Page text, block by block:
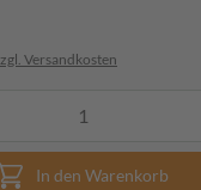
Versandkosten
In den Warenkorb